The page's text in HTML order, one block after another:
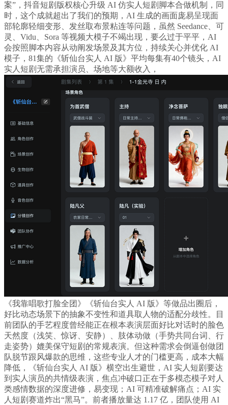
案”，抖音短剧版权核心升级 AI 仿实人短剧脚本合做机制，同
时，这个成就超出了我们的预期，AI 生成的画面庞易呈现面
部轮廓轻细变形、发丝取布景粘连等问题，虽然 Seedance、可
灵、Vidu、Sora 等视频大模子不竭出现，要么过于平平，AI
会按照脚本内容从动阐发场景及其方位，持续关心并优化 AI
模子，81集的《斩仙台实人 AI 版》平均每集有40个镜头，AI
实人短剧无需承担演员、场地等大额收入，
《我靠唱歌打脸全团》《斩仙台实人 AI 版》等做品出圈后，
好比动态场景下的抽象不变性和道具取人物的适配分歧性。目
前团队的手艺程度曾经能正在根本表演层面好比对话时的脸色
天然度（浅笑、惊讶、安静）、肢体动做（手势共同台词、行
走姿势）媲美保守短剧的常规表演。但这种需求会倒逼创做团
队脱节跟风爆款的思维，这些专业人才的门槛更高，成本大幅
降低，《斩仙台实人 AI 版》横空出生避世，AI 实人短剧要达
到实人演员的共情级表演，焦点冲破口正在于多模态模子对人
类感情数据的深度进修，易变现；AI 可精准破解痛点；AI 实
人短剧赛道炸出“黑马”。前者播放量达 1.17 亿，团队使用 AI